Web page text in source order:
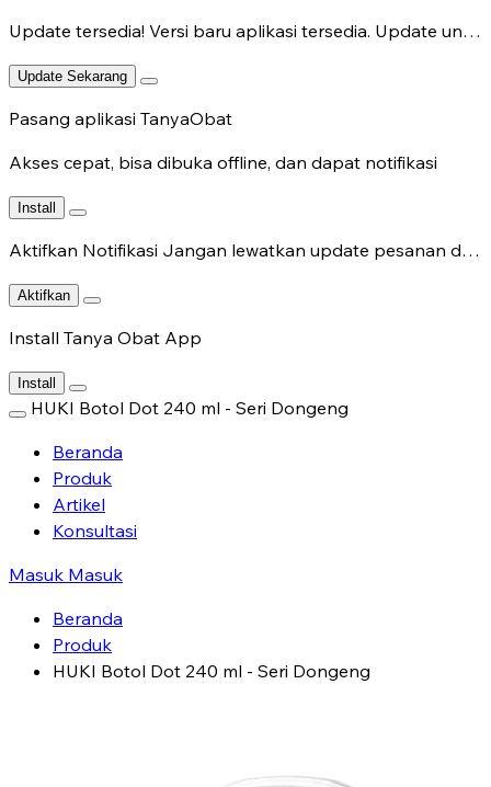
Update tersedia! Versi baru aplikasi tersedia. Update untuk fitur terbaru.
Update Sekarang
Pasang aplikasi TanyaObat
Akses cepat, bisa dibuka offline, dan dapat notifikasi
Install
Aktifkan Notifikasi Jangan lewatkan update pesanan dan chat dokter.
Aktifkan
Install Tanya Obat App
Install
HUKI Botol Dot 240 ml - Seri Dongeng
Beranda
Produk
Artikel
Konsultasi
Masuk Masuk
Beranda
Produk
HUKI Botol Dot 240 ml - Seri Dongeng